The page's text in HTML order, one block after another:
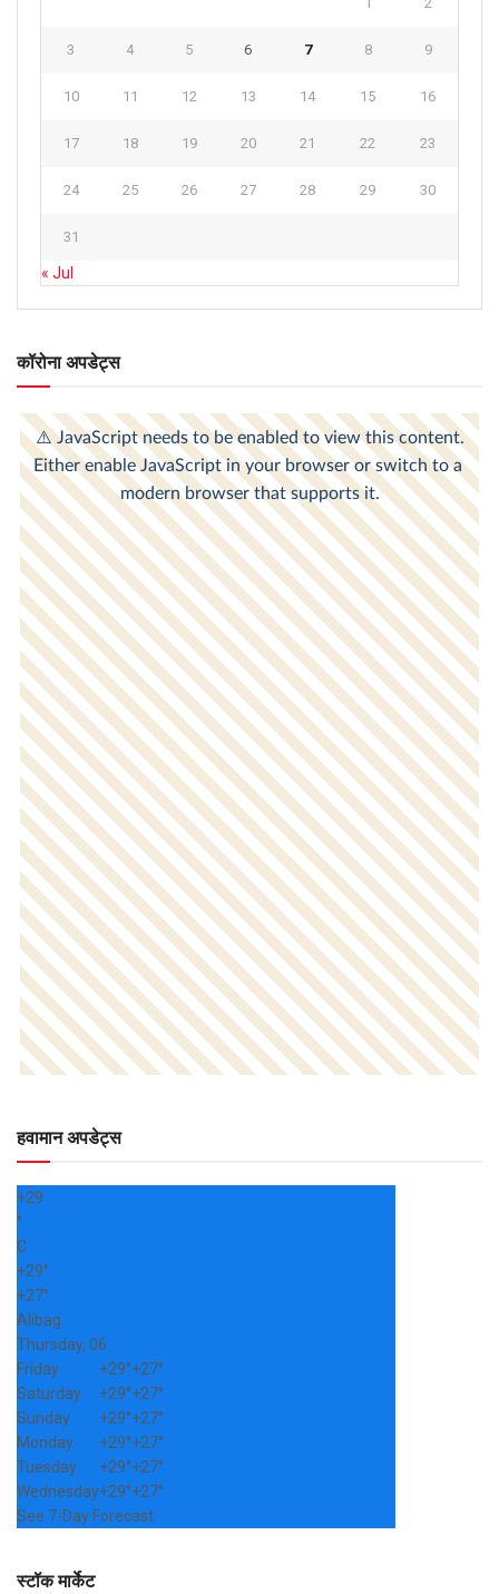
3 4 5 6 7 8 9
10 11 12 13 14 15 16
17 18 19 20 21 22 23
24 25 26 27 28 29 30
31
« Jul
कॉरोना अपडेट्स
हवामान अपडेट्स
+29
°
C
+29°
+27°
Alibag
Thursday, 06
Friday
+29°+27°
Saturday
+29°+27°
Sunday
+29°+27°
Monday
+29°+27°
Tuesday
+29°+27°
Wednesday+29°+27°
See 7-Day Forecast
स्टॉक मार्केट